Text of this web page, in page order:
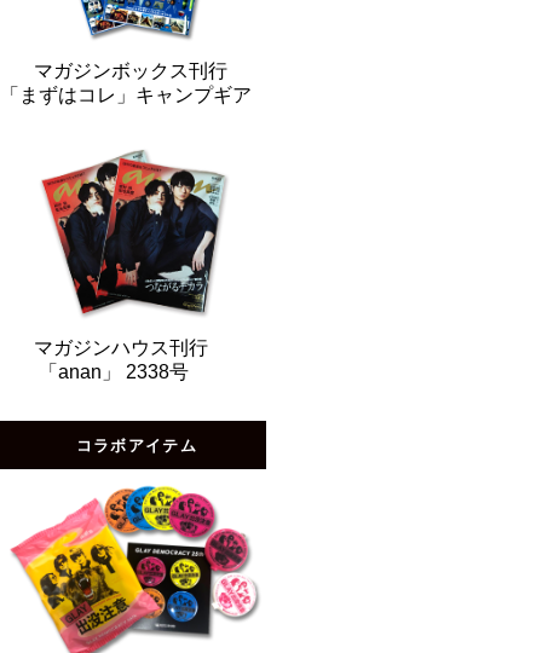
マガジンボックス刊行
「まずはコレ」キャンプギア
マガジンハウス刊行
「anan」 2338号
コラボアイテム